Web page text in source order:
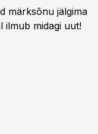
märksõnu jälgima
ilmub midagi uut!